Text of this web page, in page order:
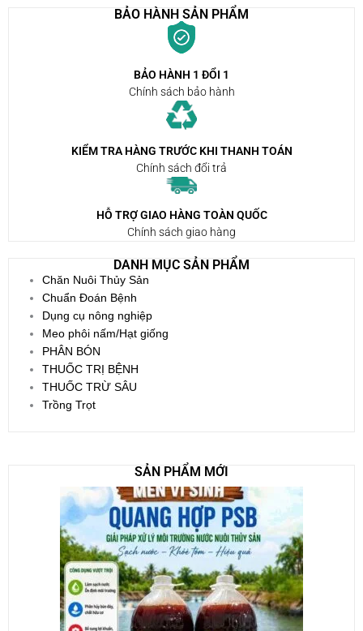
BẢO HÀNH SẢN PHẨM
BẢO HÀNH 1 ĐỔI 1
Chính sách bảo hành
KIỂM TRA HÀNG TRƯỚC KHI THANH TOÁN
Chính sách đổi trả
HỖ TRỢ GIAO HÀNG TOÀN QUỐC
Chính sách giao hàng
DANH MỤC SẢN PHẨM
Chăn Nuôi Thủy Sản
Chuẩn Đoán Bệnh
Dụng cụ nông nghiệp
Meo phôi nấm/Hạt giống
PHÂN BÓN
THUỐC TRỊ BỆNH
THUỐC TRỪ SÂU
Trồng Trọt
SẢN PHẨM MỚI